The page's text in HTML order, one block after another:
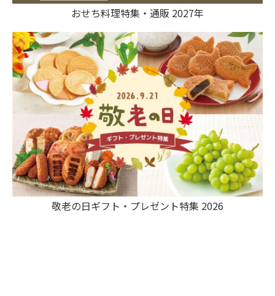
おせち料理特集・通販 2027年
敬老の日ギフト・プレゼント特集 2026